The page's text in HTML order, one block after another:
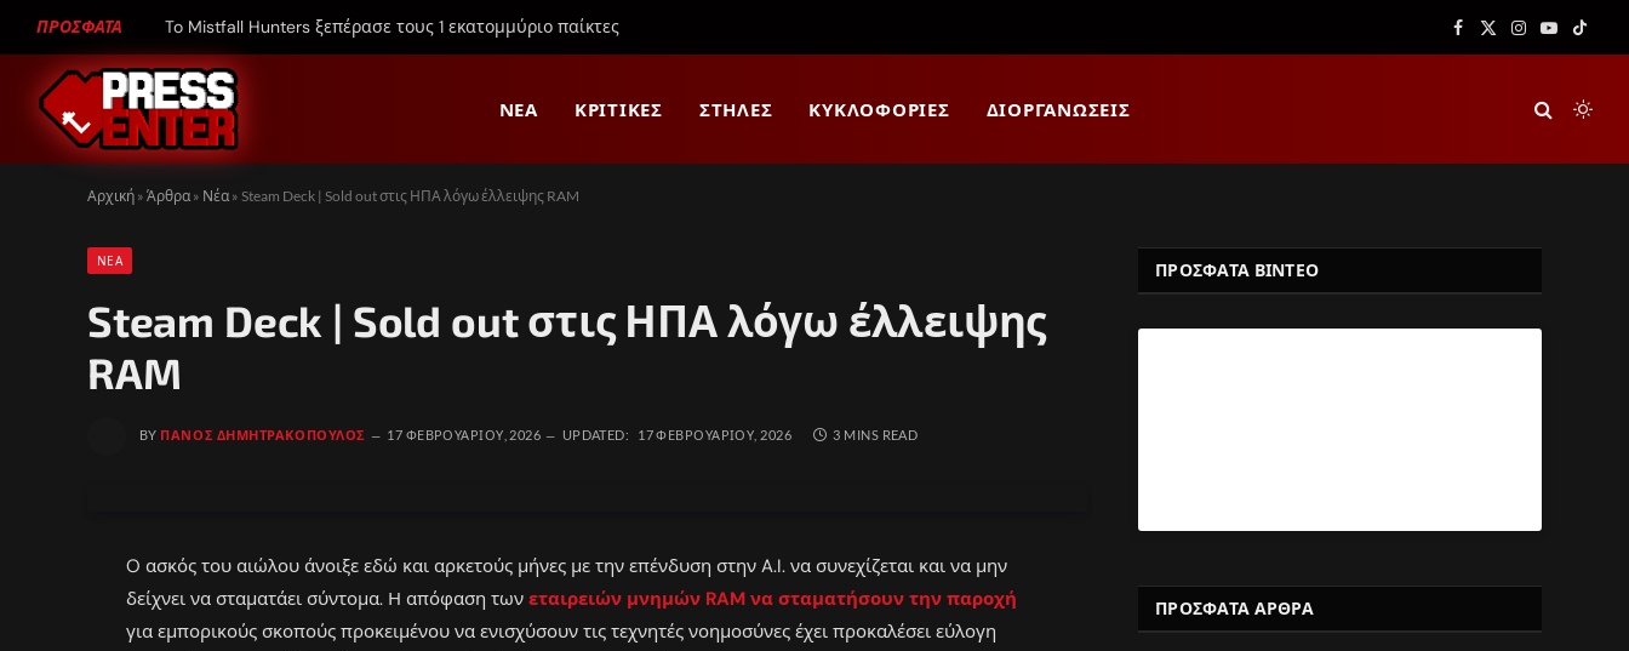
ΠΡΟΣΦΑΤΑ To Mistfall Hunters ξεπέρασε τους 1 εκατομμύριο παίκτες Facebook
X
Instagram
YouTube
TikTok
ΝΈΑ ΚΡΙΤΙΚΈΣ ΣΤΉΛΕΣ ΚΥΚΛΟΦΟΡΊΕΣ ΔΙΟΡΓΑΝΏΣΕΙΣ
Αρχική » Άρθρα » Νέα » Steam Deck | Sold out στις ΗΠΑ λόγω έλλειψης RAM
ΝΈΑ
Steam Deck | Sold out στις ΗΠΑ λόγω έλλειψης
RAM
BY ΠΆΝΟΣ ΔΗΜΗΤΡΑΚΌΠΟΥΛΟΣ 17 ΦΕΒΡΟΥΑΡΊΟΥ, 2026 UPDATED: 17 ΦΕΒΡΟΥΑΡΊΟΥ, 2026 3 MINS READ
O ασκός του αιώλου άνοιξε εδώ και αρκετούς μήνες με την επένδυση στην A.I. να συνεχίζεται και να μην
δείχνει να σταματάει σύντομα. Η απόφαση τωνεταιρειών μνημών RAM να σταματήσουν την παροχή
για εμπορικούς σκοπούς προκειμένου να ενισχύσουν τις τεχνητές νοημοσύνες έχει προκαλέσει εύλογη
ΠΡΟΣΦΑΤΑ ΒΙΝΤΕΟ
ΠΡΌΣΦΑΤΑ ΆΡΘΡΑ